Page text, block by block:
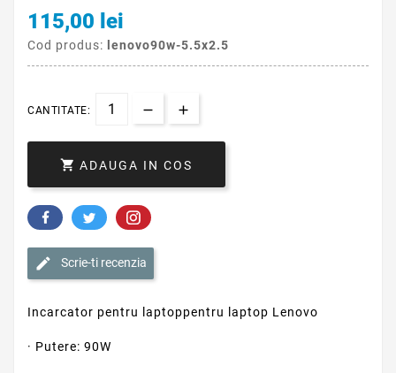
115,00 lei
Cod produs: lenovo90w-5.5x2.5
CANTITATE:
 ADAUGA IN COS
Scrie-ti recenzia
Incarcator pentru laptoppentru laptop Lenovo
· Putere: 90W